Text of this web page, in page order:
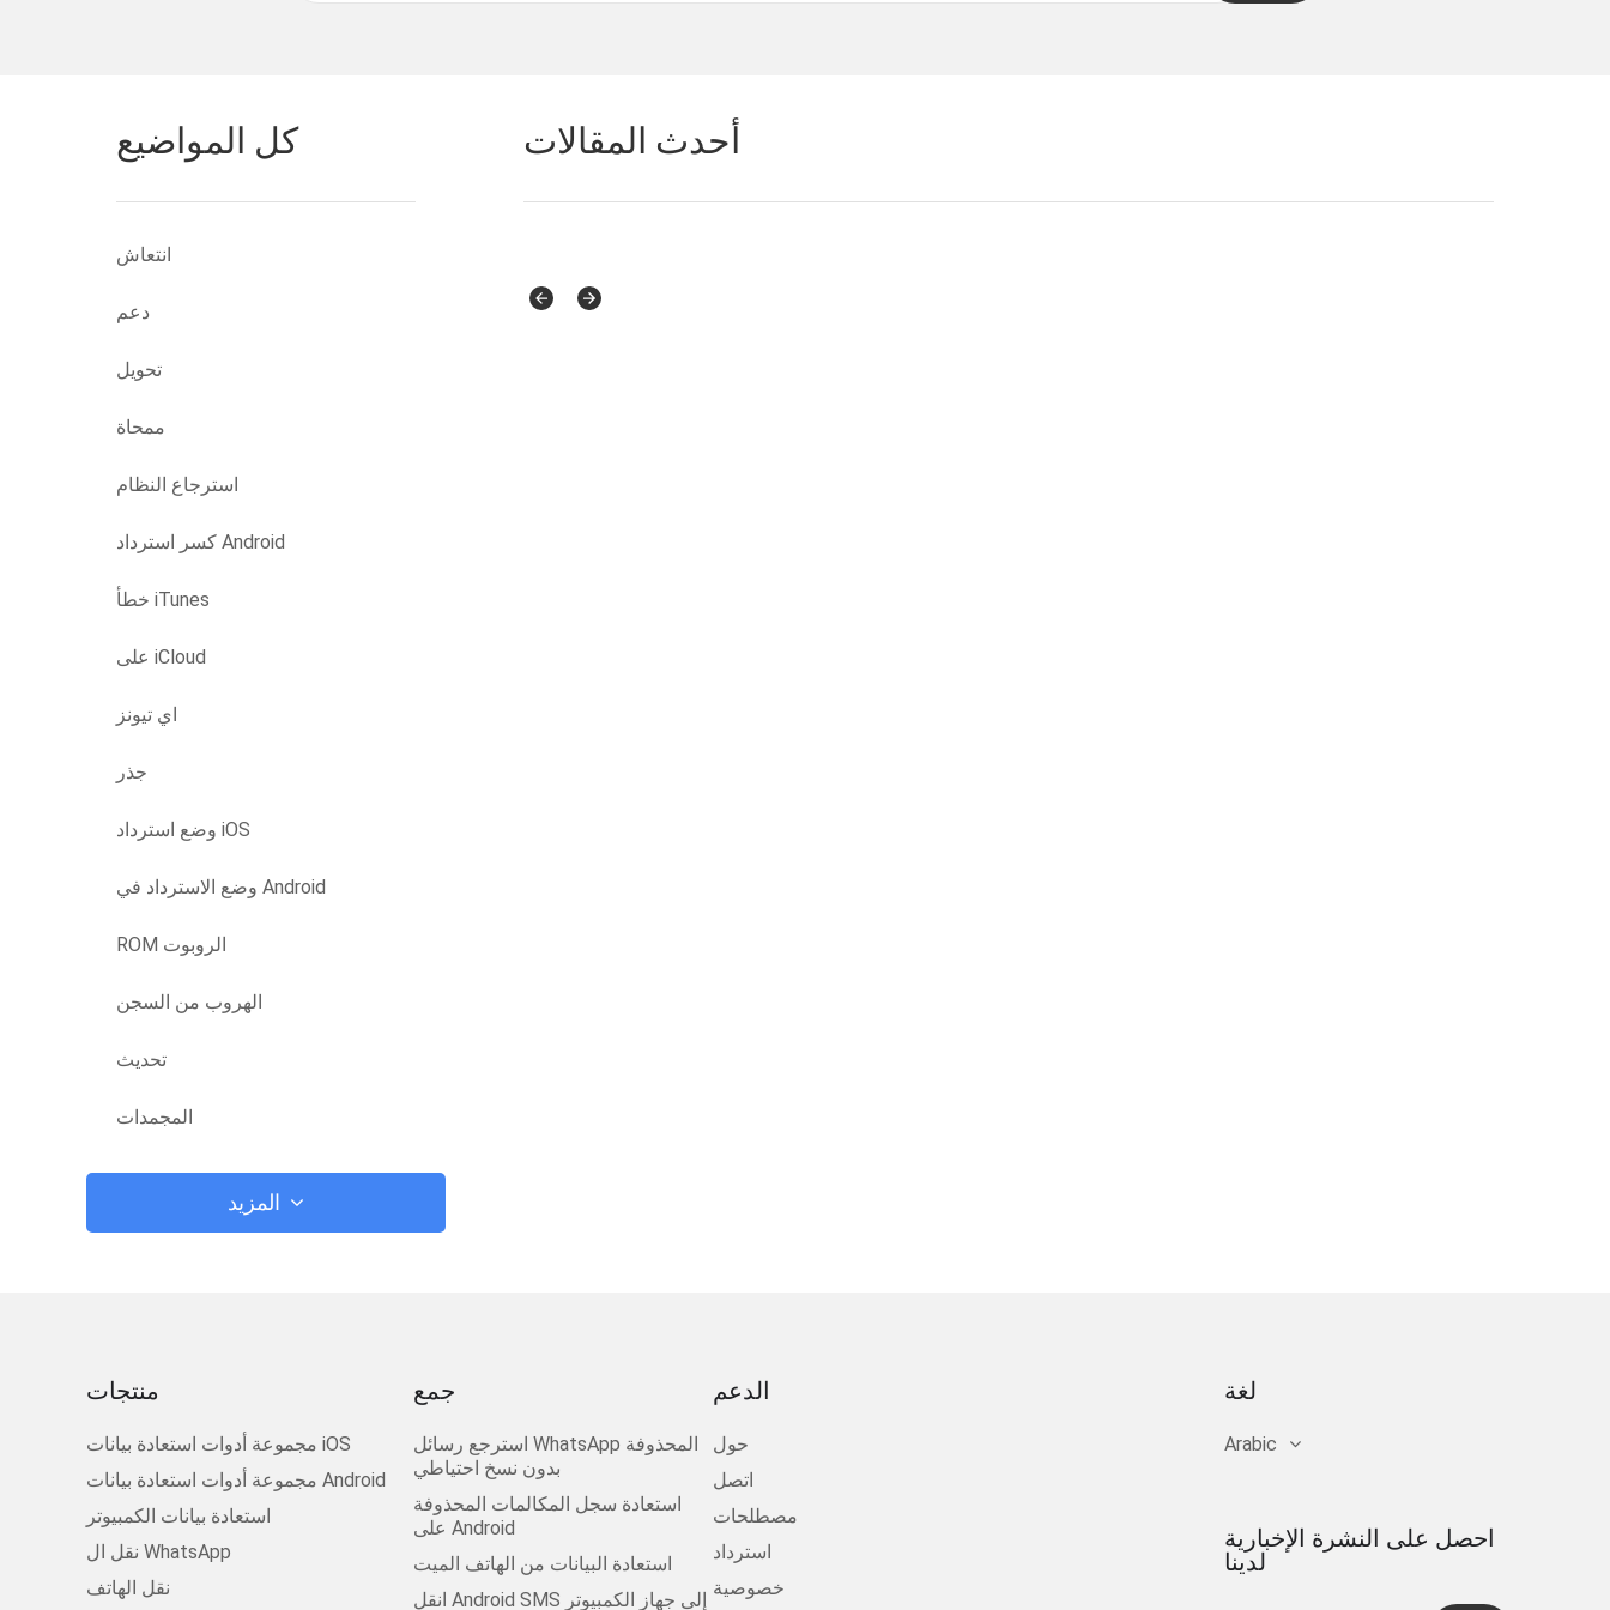
كل المواضيع
انتعاش
دعم
تحويل
ممحاة
استرجاع النظام
كسر استرداد Android
خطأ iTunes
على iCloud
اي تيونز
جذر
وضع استرداد iOS
وضع الاسترداد في Android
ROM الروبوت
الهروب من السجن
تحديث
المجمدات
المزيد
أحدث المقالات
منتجات
مجموعة أدوات استعادة بيانات iOS
مجموعة أدوات استعادة بيانات Android
استعادة بيانات الكمبيوتر
نقل ال WhatsApp
نقل الهاتف
جمع
استرجع رسائل WhatsApp المحذوفة
بدون نسخ احتياطي
استعادة سجل المكالمات المحذوفة
على Android
استعادة البيانات من الهاتف الميت
انقل Android SMS إلى جهاز الكمبيوتر
الدعم
حول
اتصل
مصطلحات
استرداد
خصوصية
لغة
Arabic
احصل على النشرة الإخبارية
لدينا